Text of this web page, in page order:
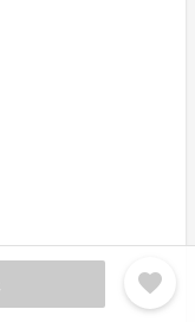
favorite
、そして次は鴨川